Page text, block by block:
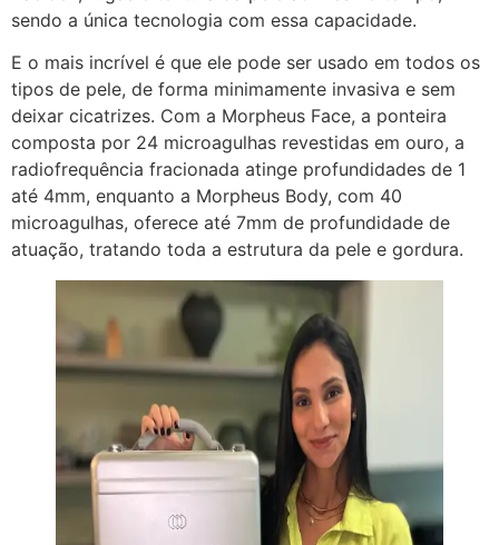
sendo a única tecnologia com essa capacidade.
E o mais incrível é que ele pode ser usado em todos os
tipos de pele, de forma minimamente invasiva e sem
deixar cicatrizes. Com a Morpheus Face, a ponteira
composta por 24 microagulhas revestidas em ouro, a
radiofrequência fracionada atinge profundidades de 1
até 4mm, enquanto a Morpheus Body, com 40
microagulhas, oferece até 7mm de profundidade de
atuação, tratando toda a estrutura da pele e gordura.